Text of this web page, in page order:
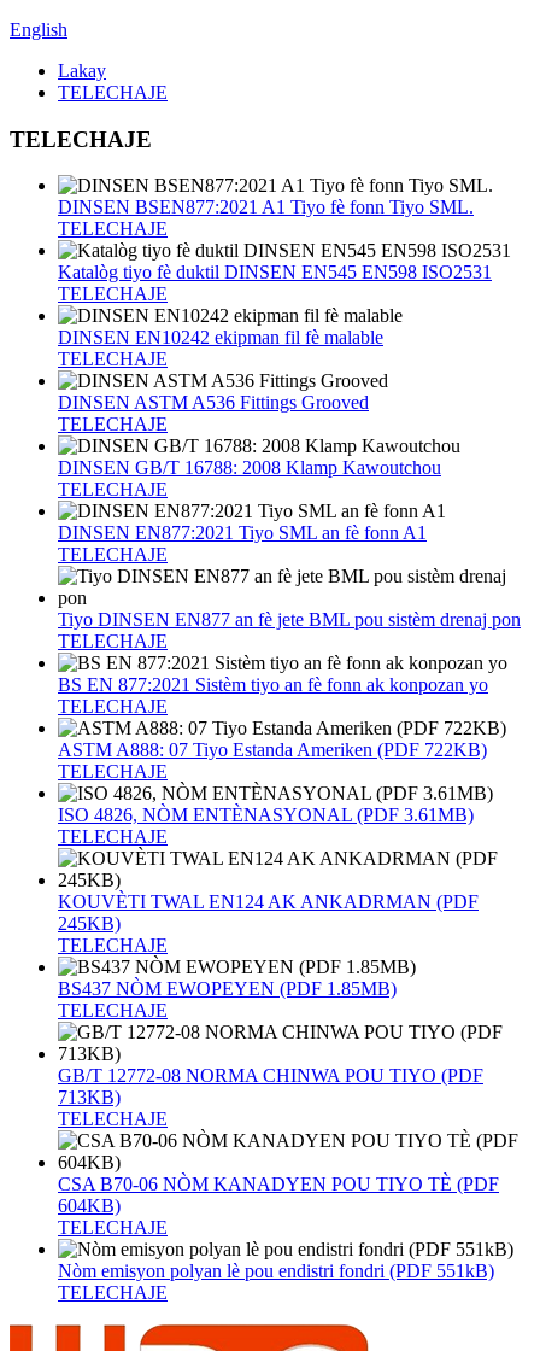
English
Lakay
TELECHAJE
TELECHAJE
DINSEN BSEN877:2021 A1 Tiyo fè fonn Tiyo SML.
TELECHAJE
Katalòg tiyo fè duktil DINSEN EN545 EN598 ISO2531
TELECHAJE
DINSEN EN10242 ekipman fil fè malable
TELECHAJE
DINSEN ASTM A536 Fittings Grooved
TELECHAJE
DINSEN GB/T 16788: 2008 Klamp Kawoutchou
TELECHAJE
DINSEN EN877:2021 Tiyo SML an fè fonn A1
TELECHAJE
Tiyo DINSEN EN877 an fè jete BML pou sistèm drenaj pon
TELECHAJE
BS EN 877:2021 Sistèm tiyo an fè fonn ak konpozan yo
TELECHAJE
ASTM A888: 07 Tiyo Estanda Ameriken (PDF 722KB)
TELECHAJE
ISO 4826, NÒM ENTÈNASYONAL (PDF 3.61MB)
TELECHAJE
KOUVÈTI TWAL EN124 AK ANKADRMAN (PDF
245KB)
TELECHAJE
BS437 NÒM EWOPEYEN (PDF 1.85MB)
TELECHAJE
GB/T 12772-08 NORMA CHINWA POU TIYO (PDF
713KB)
TELECHAJE
CSA B70-06 NÒM KANADYEN POU TIYO TÈ (PDF
604KB)
TELECHAJE
Nòm emisyon polyan lè pou endistri fondri (PDF 551kB)
TELECHAJE